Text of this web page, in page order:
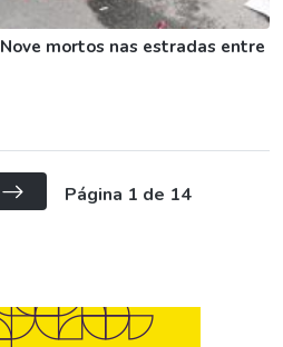
Nove mortos nas estradas entre
Página 1 de 14